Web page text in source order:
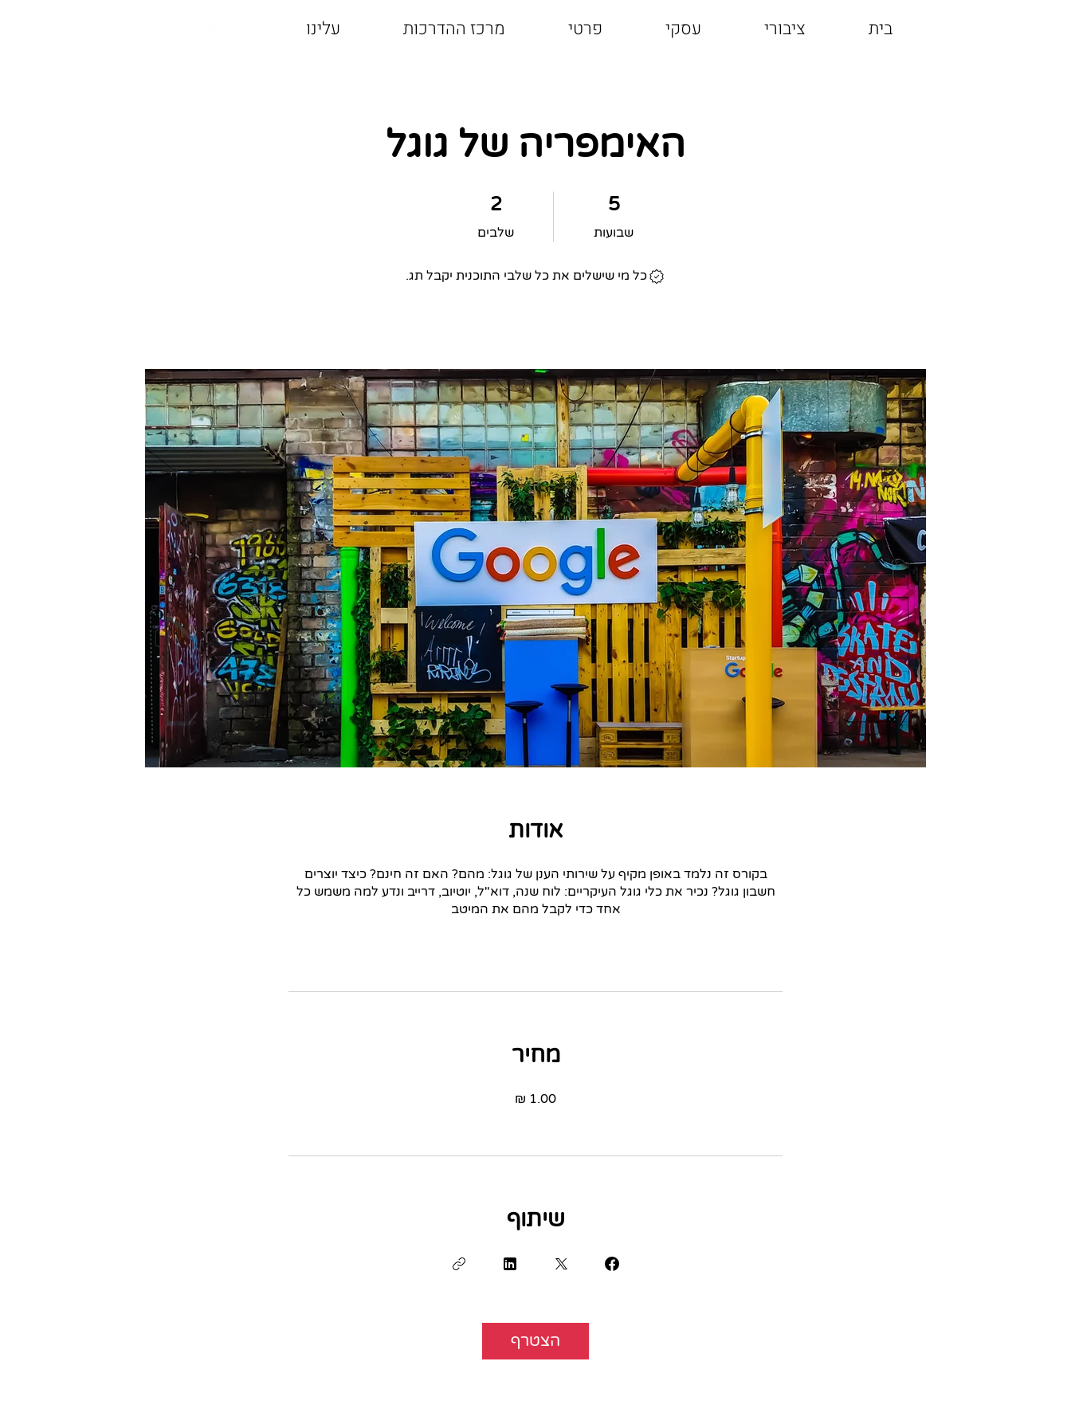
בית ציבורי עסקי פרטי מרכז ההדרכות עלינו
האימפריה של גוגל
5
שבועות
2
שלבים
כל מי שישלים את כל שלבי התוכנית יקבל תג.
אודות
בקורס זה נלמד באופן מקיף על שירותי הענן של גוגל: מהם? האם זה חינם? כיצד יוצרים
חשבון גוגל? נכיר את כלי גוגל העיקריים: לוח שנה, דוא"ל, יוטיוב, דרייב ונדע למה משמש כל
אחד כדי לקבל מהם את המיטב
מחיר
שיתוף
הצטרף